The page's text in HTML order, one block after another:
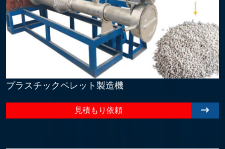
プラスチックペレット製造機
見積もり依頼